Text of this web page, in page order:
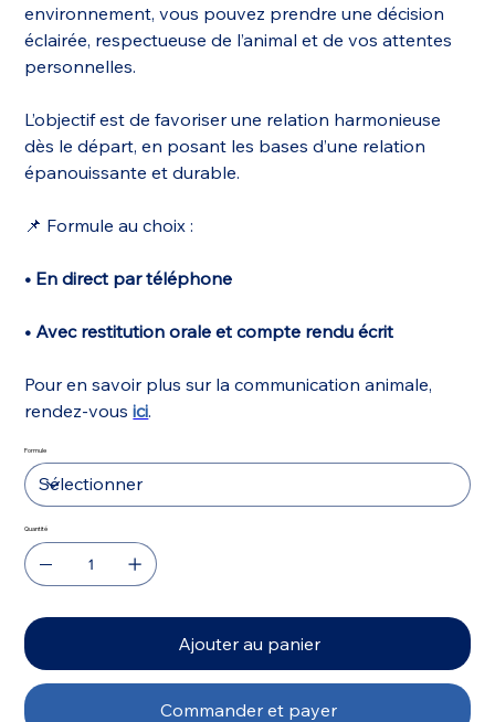
environnement, vous pouvez prendre une décision
éclairée, respectueuse de l’animal et de vos attentes
personnelles.
L’objectif est de favoriser une relation harmonieuse
dès le départ, en posant les bases d’une relation
épanouissante et durable.
📌 Formule au choix :
• En direct par téléphone
• Avec restitution orale et compte rendu écrit
Pour en savoir plus sur la communication animale,
rendez-vousici.
Formule
Quantité
Ajouter au panier
Commander et payer